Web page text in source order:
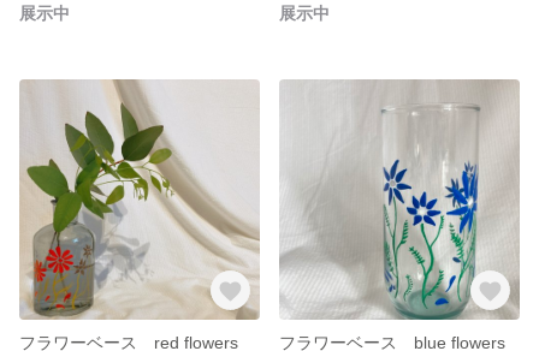
展示中
展示中
フラワーベース red flowers
フラワーベース blue flowers